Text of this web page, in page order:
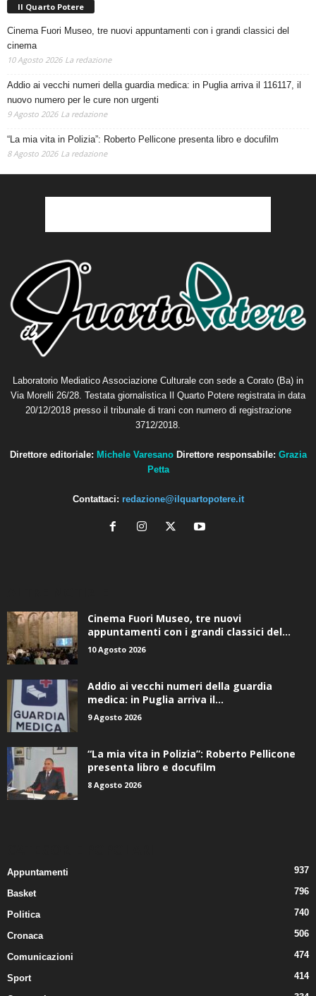
Il Quarto Potere
Cinema Fuori Museo, tre nuovi appuntamenti con i grandi classici del
cinema
10 Agosto 2026 La redazione
Addio ai vecchi numeri della guardia medica: in Puglia arriva il 116117, il
nuovo numero per le cure non urgenti
9 Agosto 2026 La redazione
“La mia vita in Polizia”: Roberto Pellicone presenta libro e docufilm
8 Agosto 2026 La redazione
Laboratorio Mediatico Associazione Culturale con sede a Corato (Ba) in
Via Morelli 26/28. Testata giornalistica Il Quarto Potere registrata in data
20/12/2018 presso il tribunale di trani con numero di registrazione
3712/2018.
Direttore editoriale: Michele Varesano Direttore responsabile: Grazia
Petta
Contattaci: redazione@ilquartopotere.it
Cinema Fuori Museo, tre nuovi
appuntamenti con i grandi classici del...
10 Agosto 2026
Addio ai vecchi numeri della guardia
medica: in Puglia arriva il...
9 Agosto 2026
“La mia vita in Polizia”: Roberto Pellicone
presenta libro e docufilm
8 Agosto 2026
Appuntamenti 937
Basket 796
Politica 740
Cronaca 506
Comunicazioni 474
Sport 414